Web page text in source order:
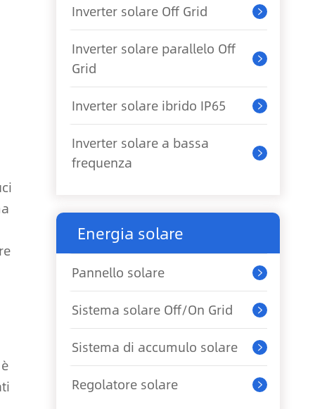
Inverter solare Off Grid 
Inverter solare parallelo Off
Grid

Inverter solare ibrido IP65 
Inverter solare a bassa
frequenza

Energia solare
Pannello solare 
Sistema solare Off/On Grid 
Sistema di accumulo solare 
Regolatore solare 